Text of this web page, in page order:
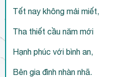
Tết nay không mải miết,
Tha thiết cầu năm mới
Hạnh phúc với bình an,
Bên gia đình nhàn nhã.